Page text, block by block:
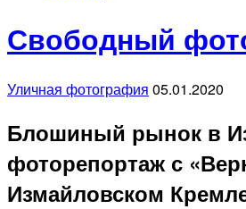
Свободный
Уличная фотография 05.01.2020
Блошиный рынок в
фоторепортаж с
Измайловском